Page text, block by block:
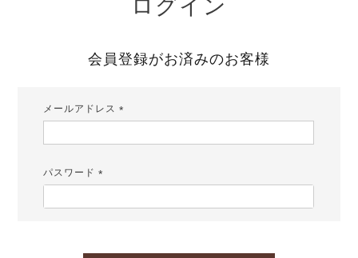
ログイン
会員登録がお済みのお客様
メールアドレス
パスワード